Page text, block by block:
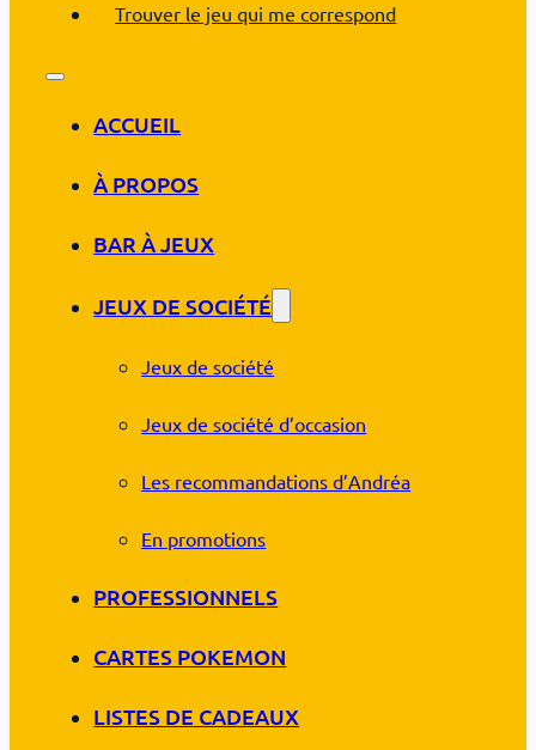
Trouver le jeu qui me correspond
ACCUEIL
À PROPOS
BAR À JEUX
JEUX DE SOCIÉTÉ
Jeux de société
Jeux de société d’occasion
Les recommandations d’Andréa
En promotions
PROFESSIONNELS
CARTES POKEMON
LISTES DE CADEAUX